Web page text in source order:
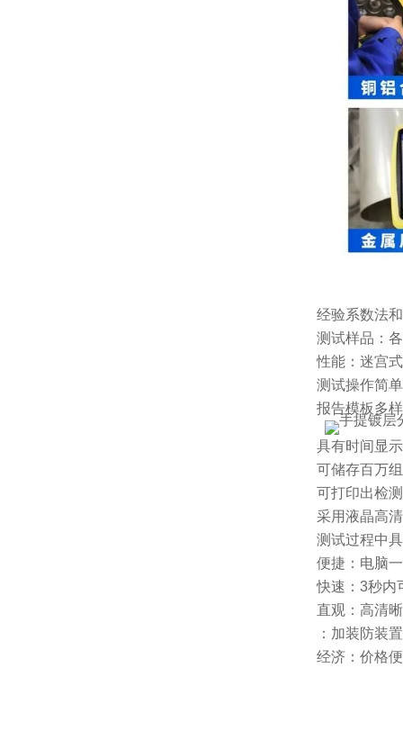
经验系数法
测试样品：
性能：迷宫
测试操作简
报告模板多
具有时间显
可储存百万
可打印出检
采用液晶高
测试过程中
便捷：电脑
快速：3秒内
直观：高清
：加装防装
经济：价格